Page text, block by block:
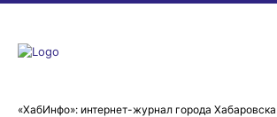
«ХабИнфо»: интернет-журнал города Хабаровска